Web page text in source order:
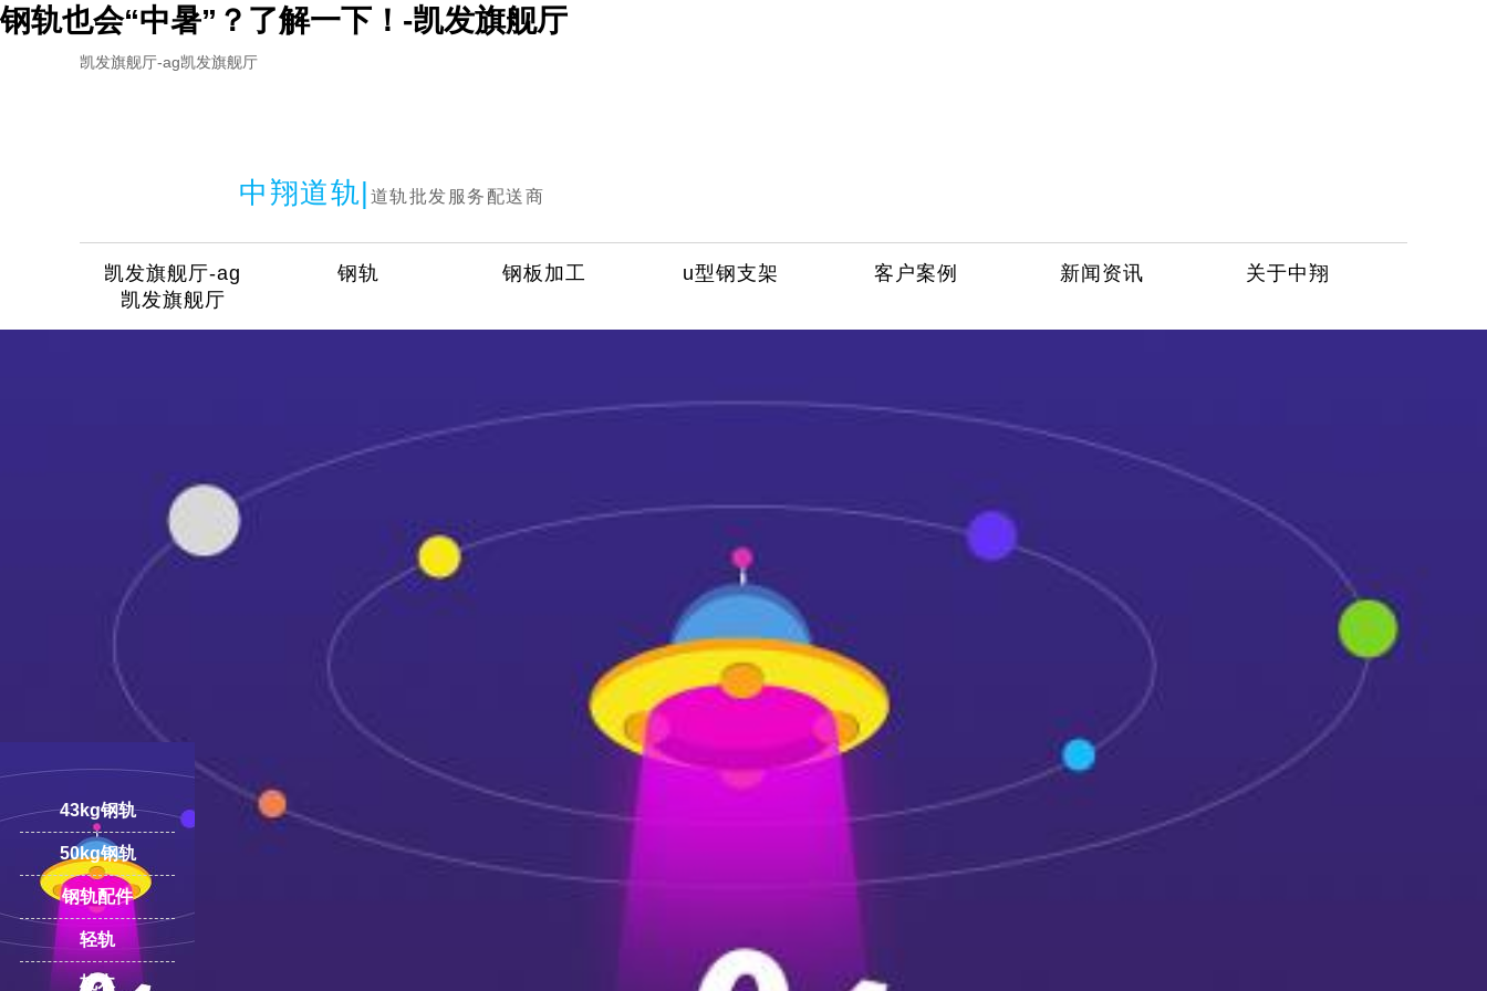
钢轨也会“中暑”？了解一下！-凯发旗舰厅
凯发旗舰厅-ag凯发旗舰厅
中翔道轨| 道轨批发服务配送商
18100332293
凯发旗舰厅-ag
凯发旗舰厅
钢轨 钢板加工 u型钢支架 客户案例 新闻资讯 关于中翔
43kg钢轨
50kg钢轨
钢轨配件
轻轨
枕木